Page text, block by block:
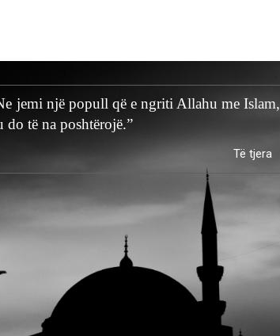
jemi një popull që e ngriti Allahu me Islam,
do të na poshtërojë.”
Të tjera